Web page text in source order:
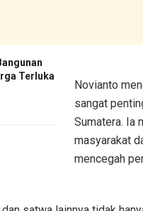
Terluka
Novianto
sangat
Sumatera. Ia
masyarakat
mencegah